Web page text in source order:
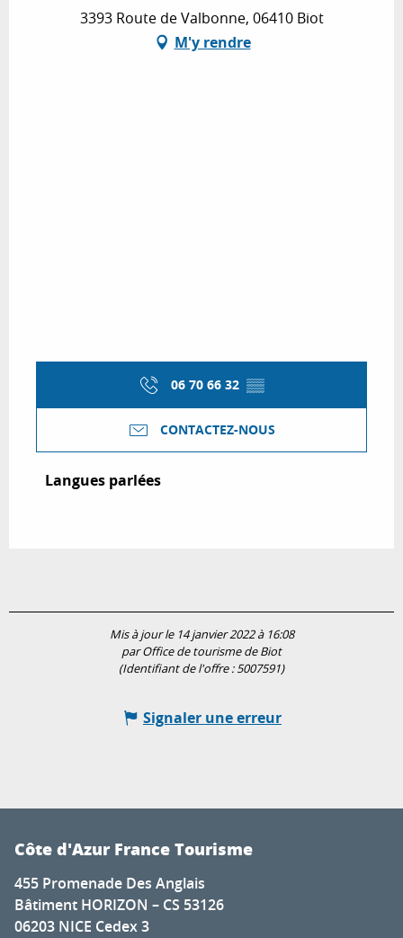
3393 Route de Valbonne, 06410 Biot
M'y rendre
06 70 66 32 ▒▒
CONTACTEZ-NOUS
Langues parlées
Langues parlées
Mis à jour le 14 janvier 2022 à 16:08
par Office de tourisme de Biot
(Identifiant de l'offre :5007591)
Signaler une erreur
Côte d'Azur France Tourisme
455 Promenade Des Anglais
Bâtiment HORIZON – CS 53126
06203 NICE Cedex 3